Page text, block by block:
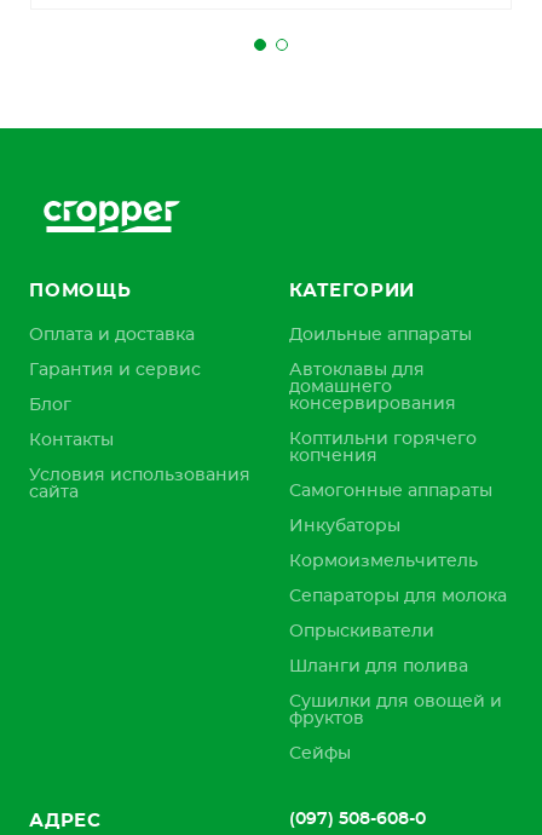
ПОМОЩЬ
Оплата и доставка
Гарантия и сервис
Блог
Контакты
Условия использования
сайта
КАТЕГОРИИ
Доильные аппараты
Автоклавы для
домашнего
консервирования
Коптильни горячего
копчения
Самогонные аппараты
Инкубаторы
Кормоизмельчитель
Сепараторы для молока
Опрыскиватели
Шланги для полива
Сушилки для овощей и
фруктов
Сейфы
АДРЕС (097) 508-608-0